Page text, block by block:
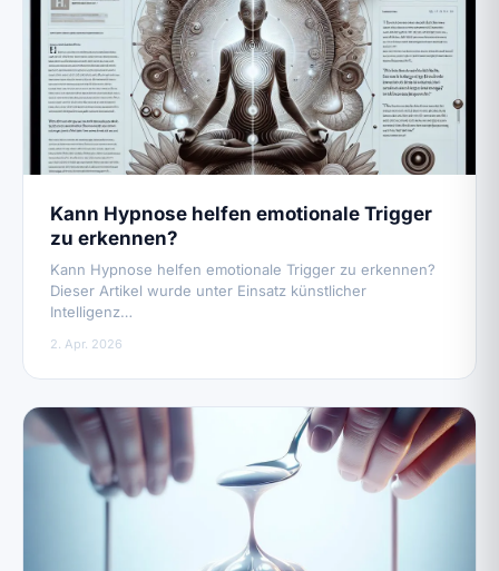
Kann Hypnose helfen emotionale Trigger
zu erkennen?
Kann Hypnose helfen emotionale Trigger zu erkennen?
Dieser Artikel wurde unter Einsatz künstlicher
Intelligenz…
2. Apr. 2026